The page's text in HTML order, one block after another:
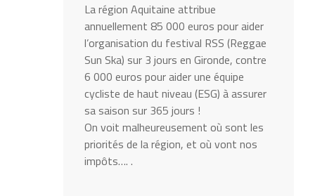
La région Aquitaine attribue
annuellement 85 000 euros pour aider
l’organisation du festival RSS (Reggae
Sun Ska) sur 3 jours en Gironde, contre
6 000 euros pour aider une équipe
cycliste de haut niveau (ESG) à assurer
sa saison sur 365 jours !
On voit malheureusement où sont les
priorités de la région, et où vont nos
impôts…. .